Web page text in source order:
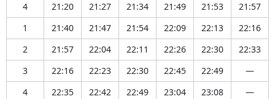
4
21:20 21:27 21:34 21:49 21:53
21:57
1
21:40 21:47 21:54 22:09 22:13
22:16
2
21:57 22:04 22:11 22:26 22:30
22:33
3
22:16 22:23 22:30 22:45 22:49
—
4
22:35 22:42 22:49 23:04 23:08
—